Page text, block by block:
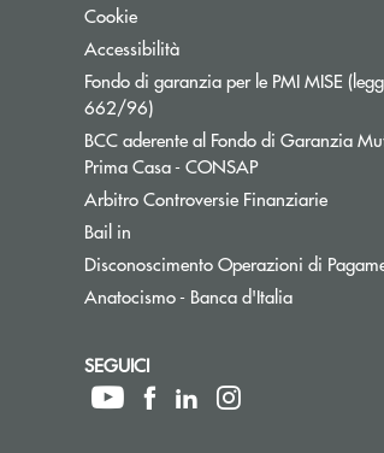
CookieApre una nuova finestra
AccessibilitàApre una nuova finestra
Fondo di garanzia per le PMI MISE
662/96)Apre una nuova finestra
BCC aderente al Fondo di Garanzia
Prima Casa - CONSAPApre una nuova
Arbitro Controversie FinanziarieApre
Bail in
Disconoscimento Operazioni di
Anatocismo - Banca d'ItaliaApre una
SEGUICI